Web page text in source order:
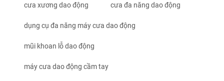
cưa xương dao động cưa đa năng dao động
dụng cụ đa năng máy cưa dao động
mũi khoan lỗ dao động
máy cưa dao động cầm tay